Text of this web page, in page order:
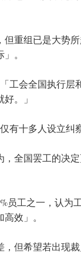
重组已是大势
。
工会全国执行
。」
有十多人设立纠
全国罢工的决
员工之一，认为
效」。
但希望若出现